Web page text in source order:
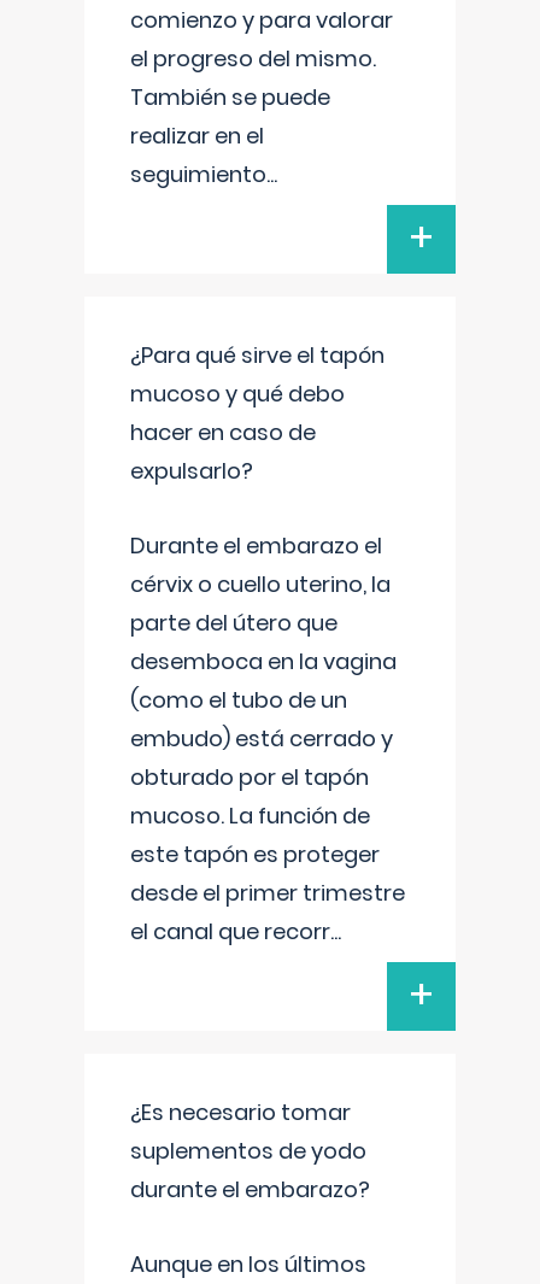
comienzo y para valorar
el progreso del mismo.
También se puede
realizar en el
seguimiento...
+
¿Para qué sirve el tapón
mucoso y qué debo
hacer en caso de
expulsarlo?
Durante el embarazo el
cérvix o cuello uterino, la
parte del útero que
desemboca en la vagina
(como el tubo de un
embudo) está cerrado y
obturado por el tapón
mucoso. La función de
este tapón es proteger
desde el primer trimestre
el canal que recorr...
+
¿Es necesario tomar
suplementos de yodo
durante el embarazo?
Aunque en los últimos